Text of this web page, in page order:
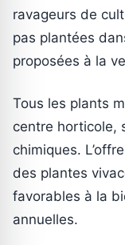
ravageurs de
pas plantées
proposées à la
Tous les plants
centre horticole,
chimiques.
des plantes
favorables à la
annuelles.